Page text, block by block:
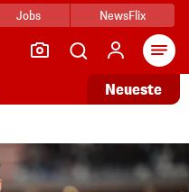
Jobs NewsFlix
Neueste